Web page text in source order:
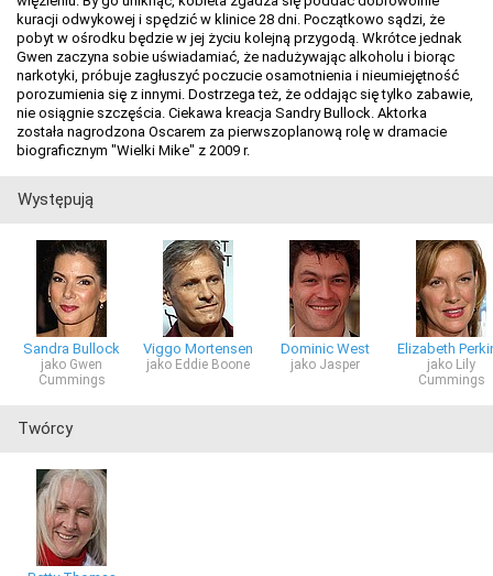
kuracji odwykowej i spędzić w klinice 28 dni. Początkowo sądzi, że
pobyt w ośrodku będzie w jej życiu kolejną przygodą. Wkrótce jednak
Gwen zaczyna sobie uświadamiać, że nadużywając alkoholu i biorąc
narkotyki, próbuje zagłuszyć poczucie osamotnienia i nieumiejętność
porozumienia się z innymi. Dostrzega też, że oddając się tylko zabawie,
nie osiągnie szczęścia. Ciekawa kreacja Sandry Bullock. Aktorka
została nagrodzona Oscarem za pierwszoplanową rolę w dramacie
biograficznym "Wielki Mike" z 2009 r.
Występują
Sandra Bullock
jako Gwen
Cummings
Viggo Mortensen
jako Eddie Boone
Dominic West
jako Jasper
Elizabeth
jako Lily
Cummings
Twórcy